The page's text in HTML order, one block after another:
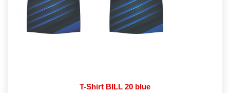
T-Shirt BILL 20 blue